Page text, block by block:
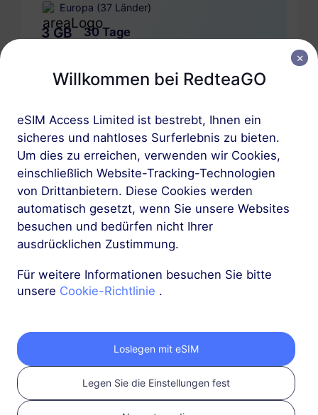
Europa (37 Länder)
3 GB
30 Tage
Holen Sie sich Ihre
RedteaGO eSIM in 3
Schritten
Willkommen bei RedteaGO
eSIM Access Limited ist bestrebt, Ihnen ein
sicheres und nahtloses Surferlebnis zu bieten.
Um dies zu erreichen, verwenden wir Cookies,
einschließlich Website-Tracking-Technologien
von Drittanbietern. Diese Cookies werden
automatisch gesetzt, wenn Sie unsere Websites
besuchen und bedürfen nicht Ihrer
ausdrücklichen Zustimmung.
Für weitere Informationen besuchen Sie bitte
unsere Cookie-Richtlinie .
Loslegen mit eSIM
Legen Sie die Einstellungen fest